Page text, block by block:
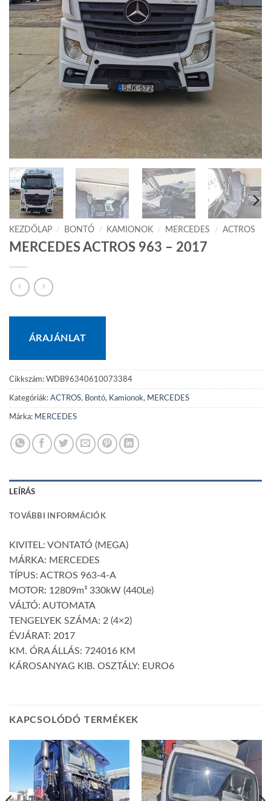
KEZDŐLAP / BONTÓ / KAMIONOK / MERCEDES / ACTROS
MERCEDES ACTROS 963 – 2017
ÁRAJÁNLAT
Cikkszám: WDB96340610073384
Kategóriák: ACTROS, Bontó, Kamionok, MERCEDES
Márka: MERCEDES
LEÍRÁS
TOVÁBBI INFORMÁCIÓK
KIVITEL: VONTATÓ (MEGA)
MÁRKA: MERCEDES
TÍPUS: ACTROS 963-4-A
MOTOR: 12809m³ 330kW (440Le)
VÁLTÓ: AUTOMATA
TENGELYEK SZÁMA: 2 (4×2)
ÉVJÁRAT: 2017
KM. ÓRA ÁLLÁS: 724016 KM
KÁROSANYAG KIB. OSZTÁLY: EURO6
KAPCSOLÓDÓ TERMÉKEK